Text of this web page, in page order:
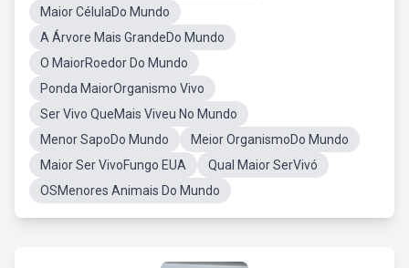
Maior CélulaDo Mundo
A Árvore Mais GrandeDo Mundo
O MaiorRoedor Do Mundo
Ponda MaiorOrganismo Vivo
Ser Vivo QueMais Viveu No Mundo
Menor SapoDo Mundo
Meior OrganismoDo Mundo
Maior Ser VivoFungo EUA
Qual Maior SerVivó
OSMenores Animais Do Mundo